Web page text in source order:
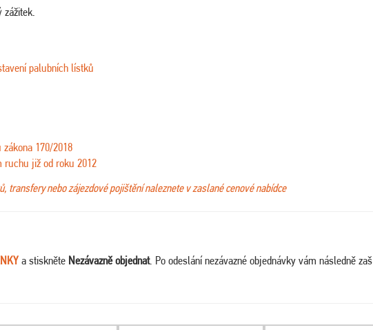
zážitek.
palubních lístků
170/2018
ruchu již od roku 2012
transfery nebo zájezdové pojištění naleznete v zaslané cenové nabídce
a stiskněte Nezávazně objednat. Po odeslání nezávazné objednávky vám následně